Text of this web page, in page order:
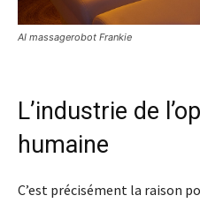
AI massagerobot Frankie
L’industrie de
humaine
C’est précisément la raison